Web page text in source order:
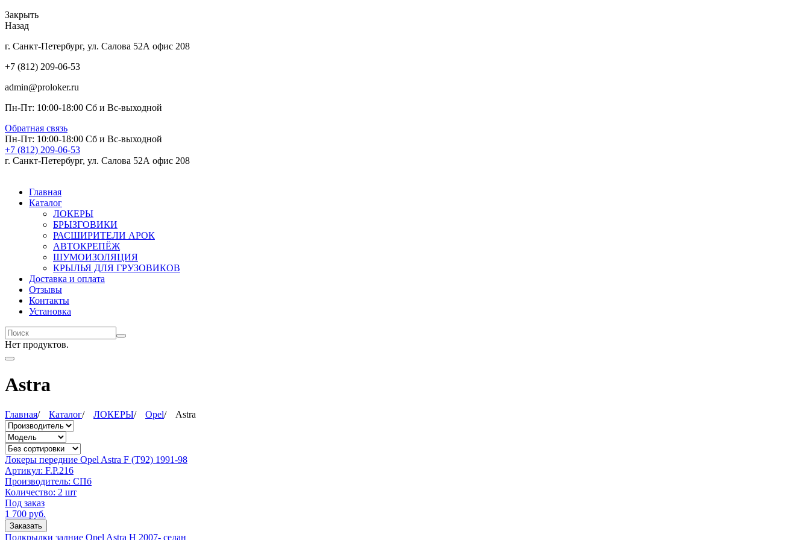
Закрыть
Назад
г. Санкт-Петербург, ул. Салова 52А офис 208
+7 (812) 209-06-53
admin@proloker.ru
Пн-Пт: 10:00-18:00 Сб и Вс-выходной
Обратная связь
Пн-Пт: 10:00-18:00 Сб и Вс-выходной
+7 (812) 209-06-53
г. Санкт-Петербург, ул. Салова 52А офис 208
Главная
Каталог
ЛОКЕРЫ
БРЫЗГОВИКИ
РАСШИРИТЕЛИ АРОК
АВТОКРЕПЁЖ
ШУМОИЗОЛЯЦИЯ
КРЫЛЬЯ ДЛЯ ГРУЗОВИКОВ
Доставка и оплата
Отзывы
Контакты
Установка
Нет продуктов.
Astra
Главная/ Каталог/ ЛОКЕРЫ/ Opel/ Astra
Локеры передние Opel Astra F (T92) 1991-98
Артикул: F.P.216
Производитель: СПб
Количество: 2 шт
Под заказ
1 700 руб.
Заказать
Подкрылки задние Opel Astra H 2007- седан